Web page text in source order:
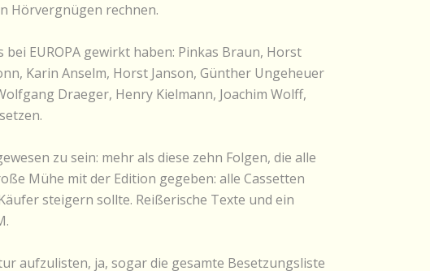
Hörvergnügen rechnen.
EUROPA gewirkt haben: Pinkas Braun, Horst
Karin Anselm, Horst Janson, Günther Ungeheuer
Draeger, Henry Kielmann, Joachim Wolff,
zu sein: mehr als diese zehn Folgen, die alle
Mühe mit der Edition gegeben: alle Cassetten
steigern sollte. Reißerische Texte und ein
aufzulisten, ja, sogar die gesamte Besetzungsliste